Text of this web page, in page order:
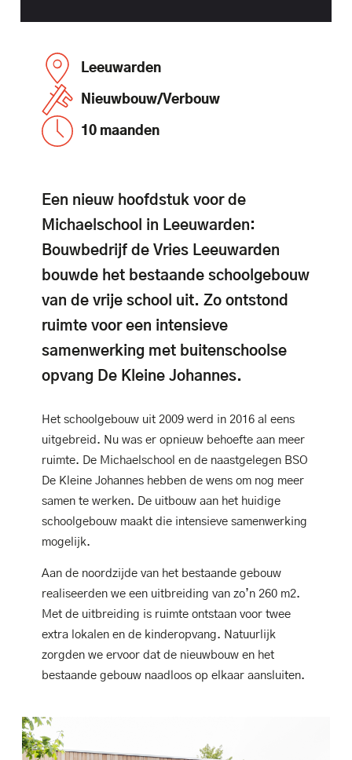
Leeuwarden
Nieuwbouw/Verbouw
10 maanden
Een nieuw hoofdstuk voor de
Michaelschool in Leeuwarden:
Bouwbedrijf de Vries Leeuwarden
bouwde het bestaande schoolgebouw
van de vrije school uit. Zo ontstond
ruimte voor een intensieve
samenwerking met buitenschoolse
opvang De Kleine Johannes.
Het schoolgebouw uit 2009 werd in 2016 al eens
uitgebreid. Nu was er opnieuw behoefte aan meer
ruimte. De Michaelschool en de naastgelegen BSO
De Kleine Johannes hebben de wens om nog meer
samen te werken. De uitbouw aan het huidige
schoolgebouw maakt die intensieve samenwerking
mogelijk.
Aan de noordzijde van het bestaande gebouw
realiseerden we een uitbreiding van zo’n 260 m2.
Met de uitbreiding is ruimte ontstaan voor twee
extra lokalen en de kinderopvang. Natuurlijk
zorgden we ervoor dat de nieuwbouw en het
bestaande gebouw naadloos op elkaar aansluiten.